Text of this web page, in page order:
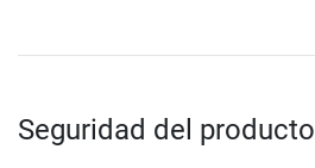
Seguridad del producto